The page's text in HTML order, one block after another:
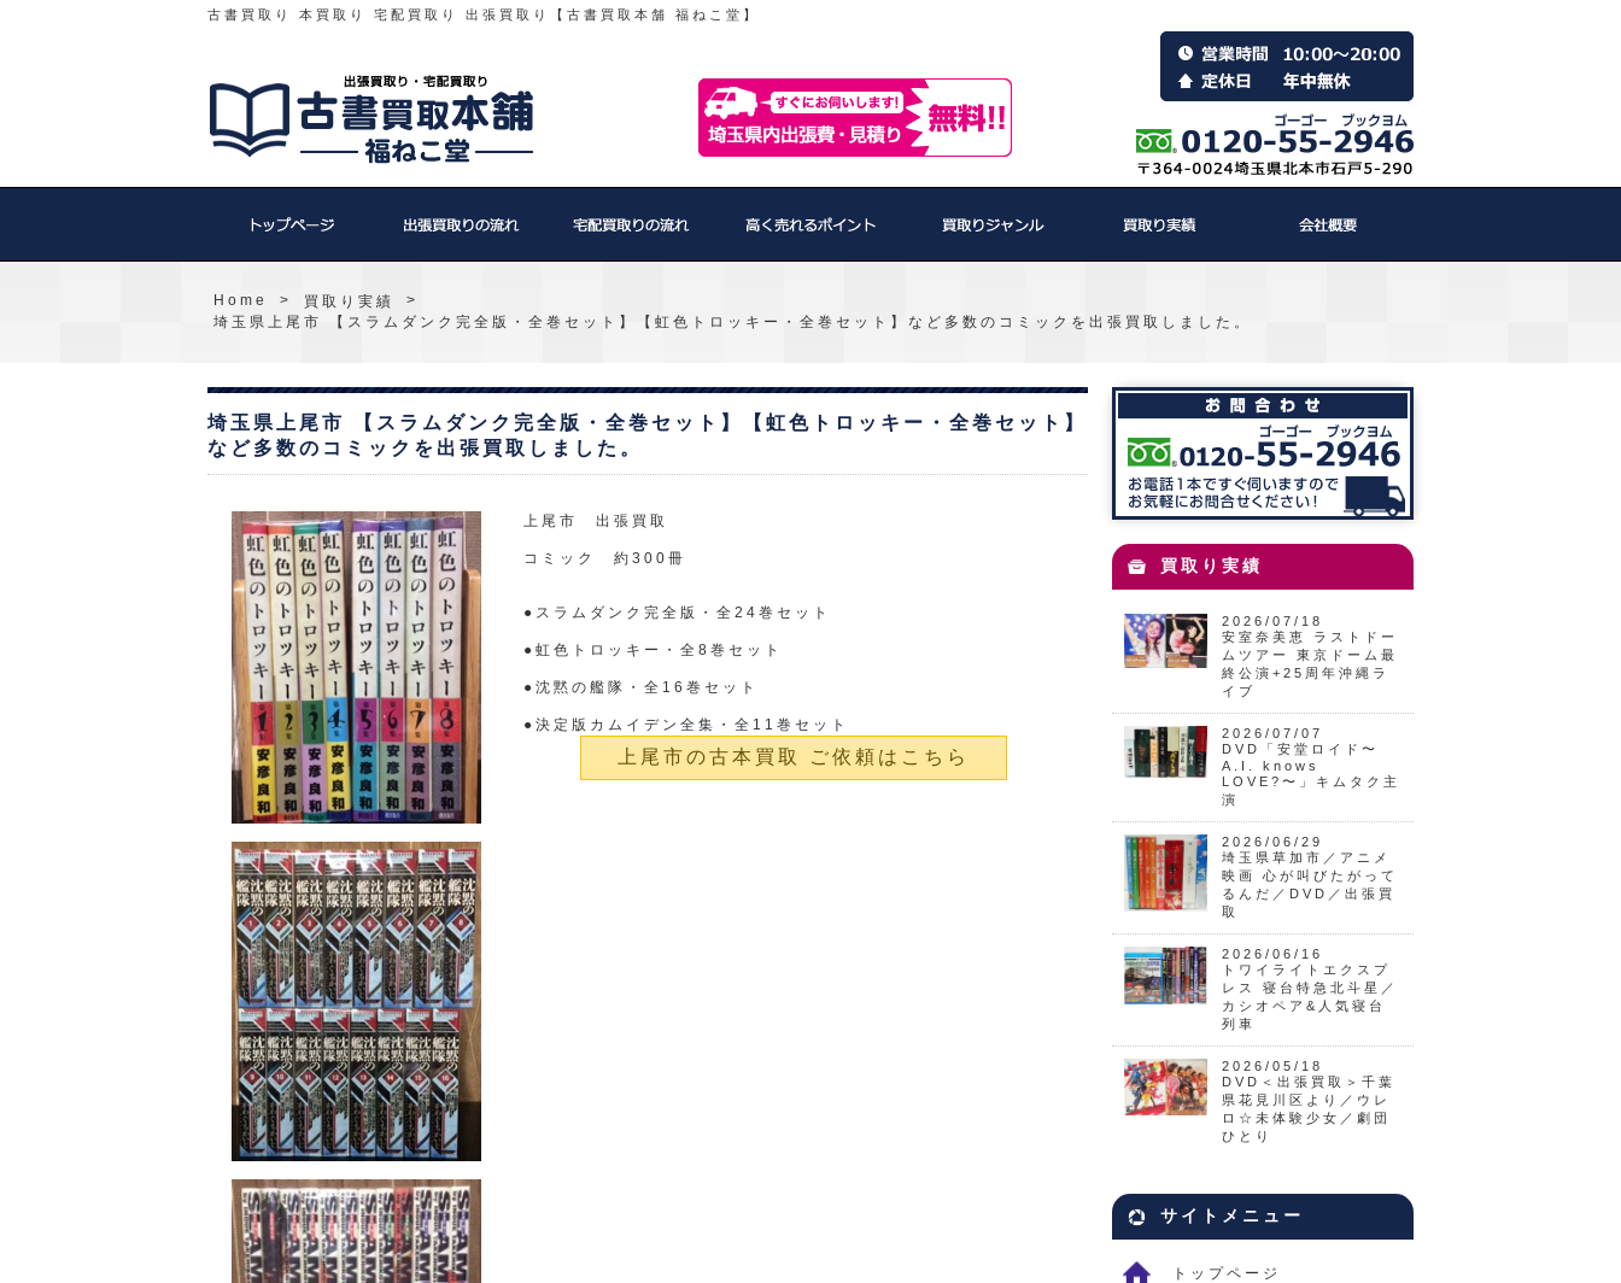
古書買取り 本買取り 宅配買取り 出張買取り【古書買取本舗 福ねこ堂】
Home > 買取り実績
>
埼玉県上尾市 【スラムダンク完全版・全巻セット】【虹色トロッキー・全巻セット】など多数のコミックを出張買取しました。
埼玉県上尾市 【スラムダンク完全版・全巻セット】【虹色トロッキー・全巻セット】
など多数のコミックを出張買取しました。
上尾市 出張買取
コミック 約300冊
●スラムダンク完全版・全24巻セット
●虹色トロッキー・全8巻セット
●沈黙の艦隊・全16巻セット
●決定版カムイデン全集・全11巻セット
上尾市の古本買取 ご依頼はこちら
買取り実績
2026/07/18
安室奈美恵 ラストドー
ムツアー 東京ドーム最
終公演+25周年沖縄ラ
イブ
2026/07/07
DVD「安堂ロイド〜
A.I. knows
LOVE?〜」キムタク主
演
2026/06/29
埼玉県草加市／アニメ
映画 心が叫びたがって
るんだ／DVD／出張買
取
2026/06/16
トワイライトエクスプ
レス 寝台特急北斗星／
カシオペア&人気寝台
列車
2026/05/18
DVD＜出張買取＞千葉
県花見川区より／ウレ
ロ☆未体験少女／劇団
ひとり
サイトメニュー
トップページ